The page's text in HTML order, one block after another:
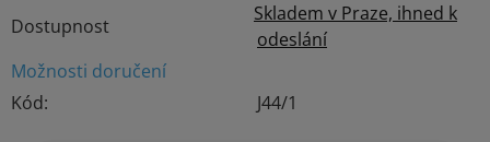
Dostupnost
Skladem v Praze, ihned k
odeslání
Možnosti doručení
Kód:
J44/1